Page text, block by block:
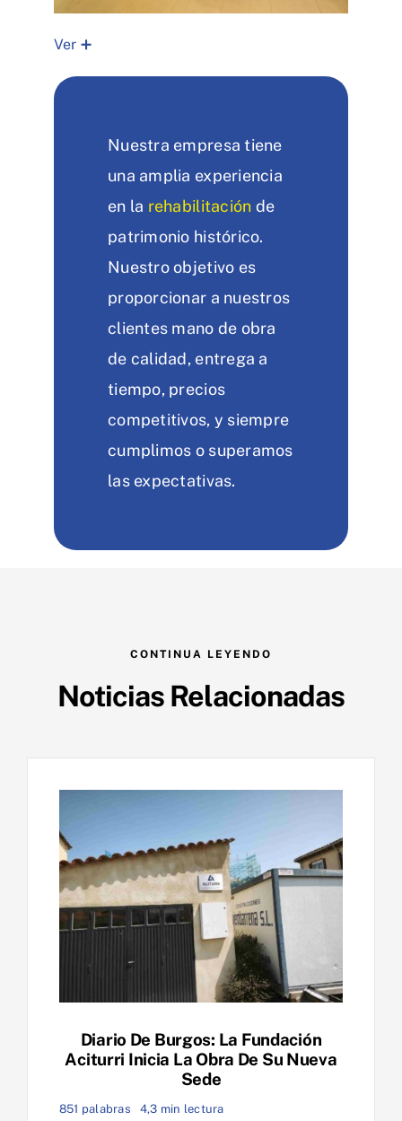
Ver ➕
Nuestra empresa tiene
una amplia experiencia
en la rehabilitación de
patrimonio histórico.
Nuestro objetivo es
proporcionar a nuestros
clientes mano de obra
de calidad, entrega a
tiempo, precios
competitivos, y siempre
cumplimos o superamos
las expectativas.
CONTINUA LEYENDO
Noticias Relacionadas
Diario De Burgos: La Fundación
Aciturri Inicia La Obra De Su Nueva
Sede
851 palabras 4,3 min lectura